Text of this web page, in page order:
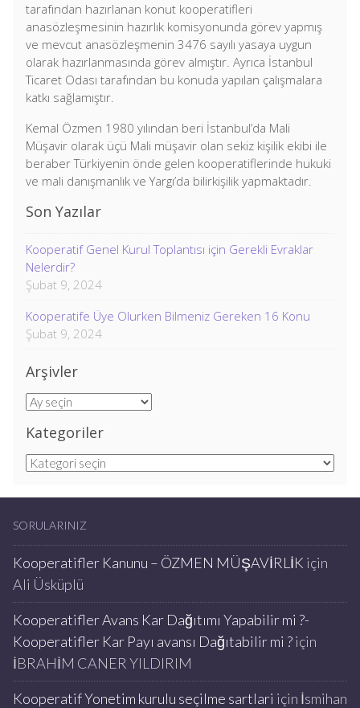
tarafından hazırlanan konut kooperatifleri
anasözleşmesinin hazırlık komisyonunda görev yapmış
ve mevcut anasözleşmenin 3476 sayılı yasaya uygun
olarak hazırlanmasında görev almıştır. Ayrıca İstanbul
Ticaret Odası tarafından bu konuda yapılan çalışmalara
katkı sağlamıştır.
Kemal Özmen 1980 yılından beri İstanbul’da Mali
Müşavir olarak üçü Mali müşavir olan sekiz kişilik ekibi ile
beraber Türkiyenin önde gelen kooperatiflerinde hukuki
ve mali danışmanlık ve Yargı’da bilirkişilik yapmaktadır.
Son Yazılar
Kooperatif Genel Kurul Toplantısı için Gerekli Evraklar
Nelerdir?
Şubat 9, 2024
Kooperatife Üye Olurken Bilmeniz Gereken 16 Konu
Şubat 9, 2024
Arşivler
Arşivler
Kategoriler
Kategoriler
SORULARINIZ
Kooperatifler Kanunu – ÖZMEN MÜŞAVİRLİK için
Ali Üsküplü
Kooperatifler Avans Kar Dağıtımı Yapabilir mi ?-
Kooperatifler Kar Payı avansı Dağıtabilir mi ?için
İBRAHİM CANER YILDIRIM
Kooperatif Yonetim kurulu seçilme sartlari için İsmihan